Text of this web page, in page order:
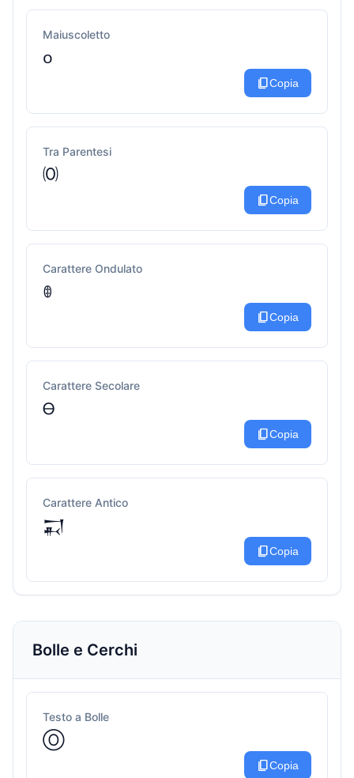
Maiuscoletto
ᴏ
content_copyCopia
Tra Parentesi
🄞
content_copyCopia
Carattere Ondulato
ꂦ
content_copyCopia
Carattere Secolare
Ꮎ
content_copyCopia
Carattere Antico
𒍑
content_copyCopia
Bolle e Cerchi
Testo a Bolle
Ⓞ
content_copyCopia